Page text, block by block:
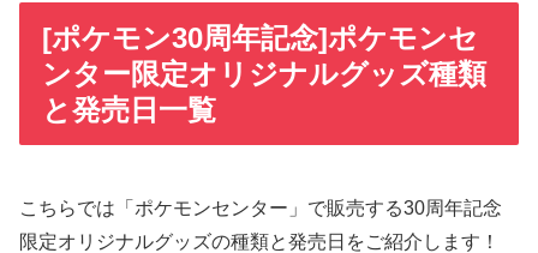
[ポケモン30周年記念]ポケモンセ
ンター限定オリジナルグッズ種類
と発売日一覧
こちらでは「ポケモンセンター」で販売する30周年記念
限定オリジナルグッズの種類と発売日をご紹介します！